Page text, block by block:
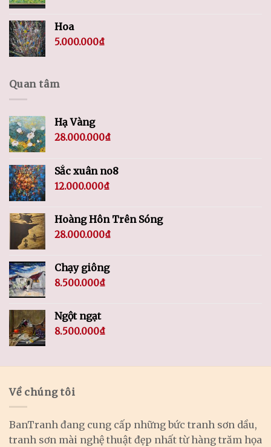
Hoa
5.000.000₫
Quan tâm
Hạ Vàng
28.000.000₫
Sắc xuân no8
12.000.000₫
Hoàng Hôn Trên Sóng
28.000.000₫
Chạy giông
8.500.000₫
Ngột ngạt
8.500.000₫
Về chúng tôi
BanTranh đang cung cấp những bức tranh sơn dầu,
tranh sơn mài nghệ thuật đẹp nhất từ hàng trăm họa